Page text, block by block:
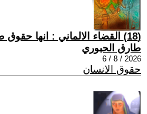
(18) القضاء الالماني : انها حقوق طفولة فلا تقتلوها
طارق الحبوري
2026 / 8 / 6
حقوق الانسان